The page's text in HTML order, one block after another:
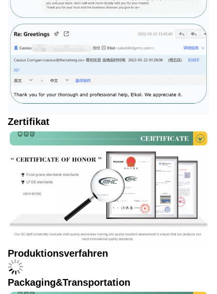
Zertifikat
Produktionsverfahren
Packaging&Transportation